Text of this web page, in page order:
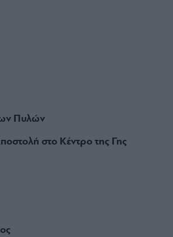
Πυλών
στο Κέντρο της Γης